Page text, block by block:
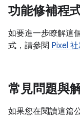
功能修補程
如要進一步瞭解這
式，請參閱 Pixel
常見問題與
如果您在閱讀這篇